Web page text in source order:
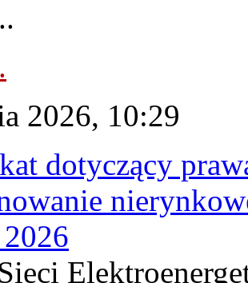
2026, 10:29
dotyczący